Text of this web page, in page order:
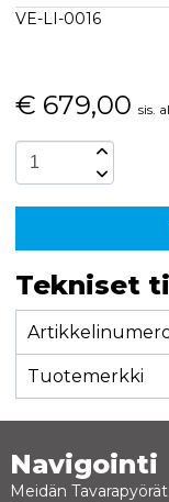
VE-LI-0016
€ 679,00 sis.
Tekniset
Tuotemerkki
Navigointi
Meidän Tavarapyörät